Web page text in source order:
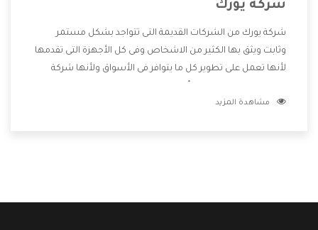
شركة يورك
شركة يورك من الشركات القديمة التى تتواجد بشكل مستمر
وثابت ويثق بها الكثير من الاشخاص وفى كل الأجهزة التى تقدمها
لأنها تعمل على تطوير كل ما يتوافر فى الأسواق ولأنها شركة
وتقدم للعملاء أقوى العروض والخصومات التى تسهل على
مشاهدة المزيد